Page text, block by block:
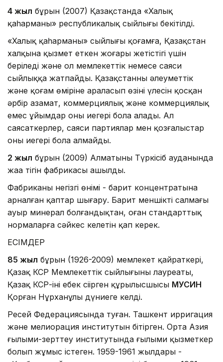
4 жыл бұрын (2007) Қазақстанда «Халық
қаһарманы» республикалық сыйлығы бекітілді.
«Халық қаһарманы» сыйлығы қоғамға, Қазақстан
халқына қызмет еткен жоғары жетістігі үшін
беріледі және ол мемлекеттік немесе саяси
сыйлыққа жатпайды. Қазақстанның әлеуметтік
және қоғам өміріне араласып өзінің үлесін қосқан
әрбір азамат, коммерциялық және коммерциялық
емес ұйымдар оның иегері бола алады. Ал
саясаткерлер, саяси партиялар мен қозғалыстар
оның иегері бола алмайды.
2 жыл бұрын (2009) Алматының Түркісіб ауданында
жаңа тігін фабрикасы ашылды.
Фабриканың негiзгi өнiмi - барит концентратына
арналған қаптар шығару. Барит меншiктi салмағы
ауыр минерал болғандықтан, оған стандарттық
нормаларға сәйкес келетін қап керек.
ЕСІМДЕР
85 жыл бұрын (1926-2009) мемлекет қайраткері,
Қазақ КСР Мемлекеттік сыйлығының лауреаты,
Қазақ КСР-інің еңбек сіңірген құрылысшысы МУСИН
Қорған Нұрханұлы дүниеге келді.
Ресей Федерациясында туған. Ташкент ирригация
және мелиорация институтын бітірген. Орта Азия
ғылыми-зерттеу институтында ғылыми қызметкер
болып жұмыс істеген. 1959-1961 жылдары -